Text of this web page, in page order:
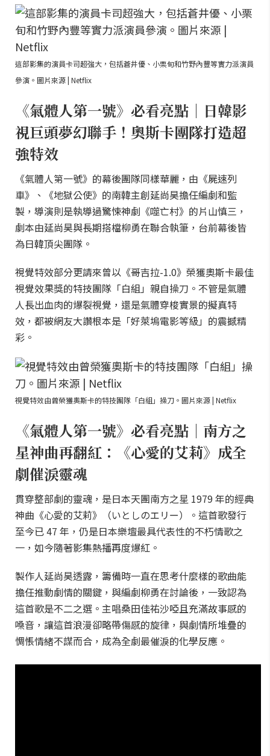
這部影集的演員卡司超強大，包括蒼井優、小栗旬和竹野內豐等實力派演員
參演。圖片來源 | Netflix
《氣體人第一號》必看亮點｜日韓影
視巨頭夢幻聯手！奧斯卡團隊打造超
強特效
《氣體人第一號》的幕後團隊同樣華麗，由《屍速列
車》、《地獄公使》的南韓主創延尚昊擔任編劇和監
製，導演則是執導過驚悚神劇《噬亡村》的片山慎三，
劇本由延尚昊與長期搭檔柳勇在聯合執筆，台前幕後皆
為日韓頂尖團隊。
視覺特效部分更請來曾以《哥吉拉-1.0》榮獲奧斯卡最佳
視覺效果獎的特技團隊「白組」親自操刀。不管是氣體
人長出血肉的爆裂視覺，還是氣體穿梭實景的擬真特
效，都被網友大讚根本是「好萊塢電影等級」的震撼精
彩。
視覺特效由曾榮獲奧斯卡的特技團隊「白組」操刀。圖片來源 | Netflix
《氣體人第一號》必看亮點｜南方之
星神曲再翻紅：《心愛的艾莉》成全
劇催淚靈魂
貫穿整部劇的靈魂，是日本天團南方之星 1979 年的經典
神曲《心愛的艾莉》（いとしのエリー）。這首歌發行
至今已 47 年，仍是日本樂壇最具代表性的不朽情歌之
一，如今隨著影集熱播再度爆紅。
製作人延尚昊透露，籌備時一直在思考什麼樣的歌曲能
擔任推動劇情的關鍵，與編劇柳勇在討論後，一致認為
這首歌是不二之選。主唱桑田佳祐沙啞且充滿故事感的
嗓音，讓這首浪漫卻略帶傷感的旋律，與劇情所堆疊的
惆悵情緒不謀而合，成為全劇最催淚的化學反應。